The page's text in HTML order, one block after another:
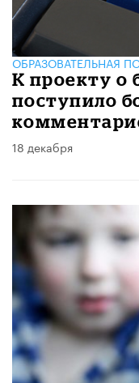
ОБРАЗОВАТЕЛЬНАЯ
К проекту о
поступило
18 декабря